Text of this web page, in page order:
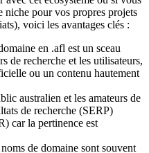
niche pour vos propres projets
voici les avantages clés :
en .afl est un sceau
de recherche et les utilisateurs,
ou un contenu hautement
australien et les amateurs de
de recherche (SERP)
car la pertinence est
de domaine sont souvent